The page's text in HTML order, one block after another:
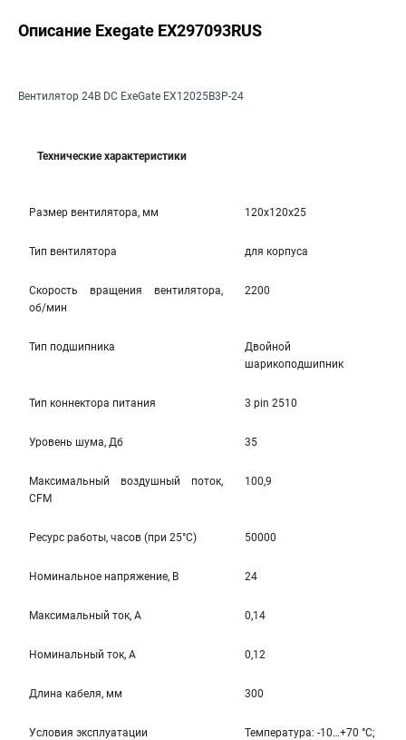
Описание Exegate EX297093RUS
Вентилятор 24В DC ExeGate EX12025B3P-24
Технические характеристики
Размер вентилятора, мм 120x120x25
Тип вентилятора для корпуса
Скорость вращения вентилятора,
об/мин
2200
Тип подшипника
Двойной
шарикоподшипник
Тип коннектора питания 3 pin 2510
Уровень шума, Дб 35
Максимальный воздушный поток,
CFM
100,9
Ресурс работы, часов (при 25°C) 50000
Номинальное напряжение, В 24
Максимальный ток, А 0,14
Номинальный ток, А 0,12
Длина кабеля, мм 300
Условия эксплуатации Температура: -10…+70 °С;